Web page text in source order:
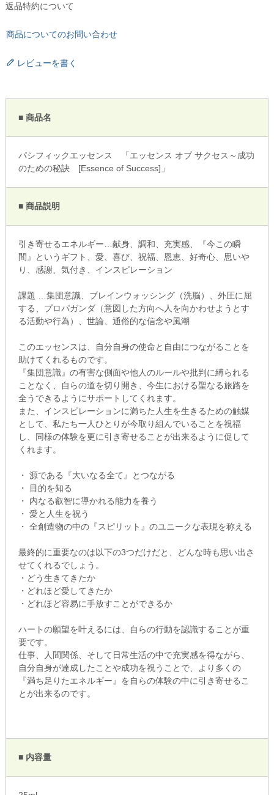
返品特約について
商品についてのお問い合わせ
レビューを書く
■ 商品名
パシフィックエッセンス 「エッセンス オブ サクセス～成功
のための秘訣 [Essence of Success]」
■ 商品説明
引き寄せるエネルギー…献身、調和、充実感、『今この瞬
間』というギフト、愛、喜び、祝福、恩恵、好奇心、思いや
り、感謝、気付き、インスピレーション
課題 …集団意識、ブレインウォッシング（洗脳）、外圧に屈
する、プロパガンダ（意図した方向へ人を向かわせようとす
る活動や行為）、世論、通俗的な信念や風潮
このエッセンスは、自分自身の使命と自由につながることを
助けてくれるものです。
『集団意識』の有害な側面や他人のルールや批判に縛られる
ことなく、自らの道を切り開き、今生における聖なる旅路を
全うできるようにサポートしてくれます。
また、インスピレーションに満ちた人生を生きるための触媒
として、私たち一人ひとりが今取り組んでいることを祝福
し、同様の体験を更に引き寄せることが出来るように促して
くれます。
・ 源である『大いなる全て』とつながる
・ 目的を知る
・ 内なる叡智に導かれる能力を養う
・ 愛と人生を祝う
・ 全創造物の中の『スピリット』のユニークな表現を称える
最終的に重要なのは以下の3つだけだと、どんな時も思い出さ
せてくれるでしょう。
・どう生きてきたか
・どれほど愛してきたか
・どれほど容易に手放すことができるか
ハートの願望を叶えるには、自らの行動を認識することが重
要です。
仕事、人間関係、そして日常生活の中で充実感を得ながら、
自分自身が達成したことや成功を祝うことで、より多くの
『満ち足りたエネルギー』を自らの体験の中に引き寄せるこ
とが出来るのです。
■ 内容量